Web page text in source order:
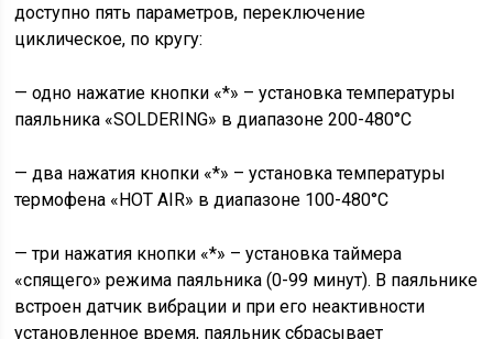
доступно пять параметров, переключение
циклическое, по кругу:
— одно нажатие кнопки «*» – установка температуры
паяльника «SOLDERING» в диапазоне 200-480°С
— два нажатия кнопки «*» – установка температуры
термофена «HOT AIR» в диапазоне 100-480°С
— три нажатия кнопки «*» – установка таймера
«спящего» режима паяльника (0-99 минут). В паяльнике
встроен датчик вибрации и при его неактивности
установленное время, паяльник сбрасывает